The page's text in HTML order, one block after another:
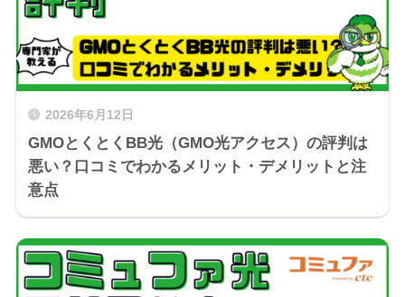
2026年6月12日
GMOとくとくBB光（GMO光アクセス）の評判は
悪い？口コミでわかるメリット・デメリットと注
意点